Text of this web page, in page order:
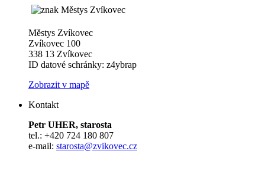
Městys Zvíkovec
Zvíkovec 100
338 13 Zvíkovec
ID datové schránky: z4ybrap
Zobrazit v mapě
Kontakt
Petr UHER, starosta
tel.: +420 724 180 807
e-mail: starosta@zvikovec.cz